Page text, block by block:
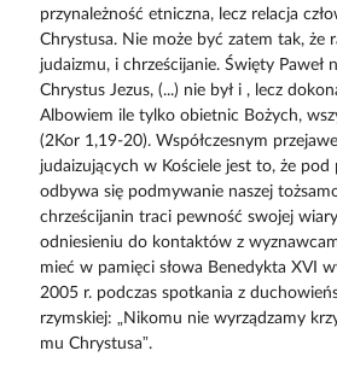
przynależność etniczna, lecz relacja
Chrystusa. Nie może być zatem tak, że
judaizmu, i chrześcijanie. Święty Paweł
Chrystus Jezus, (...) nie był i , lecz
Albowiem ile tylko obietnic Bożych,
(2Kor 1,19-20). Współczesnym
judaizujących w Kościele jest to, że pod
odbywa się podmywanie naszej
chrześcijanin traci pewność swojej
odniesieniu do kontaktów z
mieć w pamięci słowa Benedykta XVI
2005 r. podczas spotkania z
rzymskiej: „Nikomu nie wyrządzamy
mu Chrystusa”.